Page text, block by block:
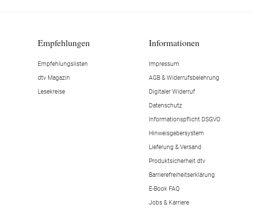
Empfehlungen
Empfehlungslisten
dtv Magazin
Lesekreise
Informationen
Impressum
AGB & Widerrufsbelehrung
Digitaler Widerruf
Datenschutz
Informationspflicht DSGVO
Hinweisgebersystem
Lieferung & Versand
Produktsicherheit dtv
Barrierefreiheitserklärung
E-Book FAQ
Jobs & Karriere